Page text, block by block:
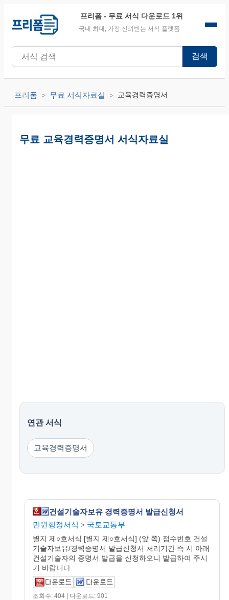
프리폼 - 무료 서식 다운로드 1위
국내 최대, 가장 신뢰받는 서식 플랫폼
검색
프리폼 무료 서식자료실 교육경력증명서
무료 교육경력증명서 서식자료실
연관 서식
교육경력증명서
건설기술자보유 경력증명서 발급신청서
민원행정서식 > 국토교통부
별지 제○호서식 [별지 제○호서식] (앞 쪽) 접수번호 건설
기술자보유/경력증명서 발급신청서 처리기간 즉 시 아래
건설기술자의 증명서 발급을 신청하오니 발급하여 주시
기 바랍니다.
조회수: 404 | 다운로드: 901